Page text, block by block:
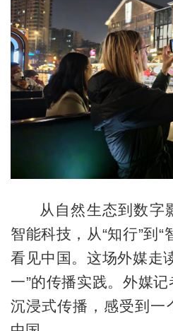
从自然生态到数字
智能科技，从“知行”到
看见中国。这场外媒走
一”的传播实践。外媒记
沉浸式传播，感受到一